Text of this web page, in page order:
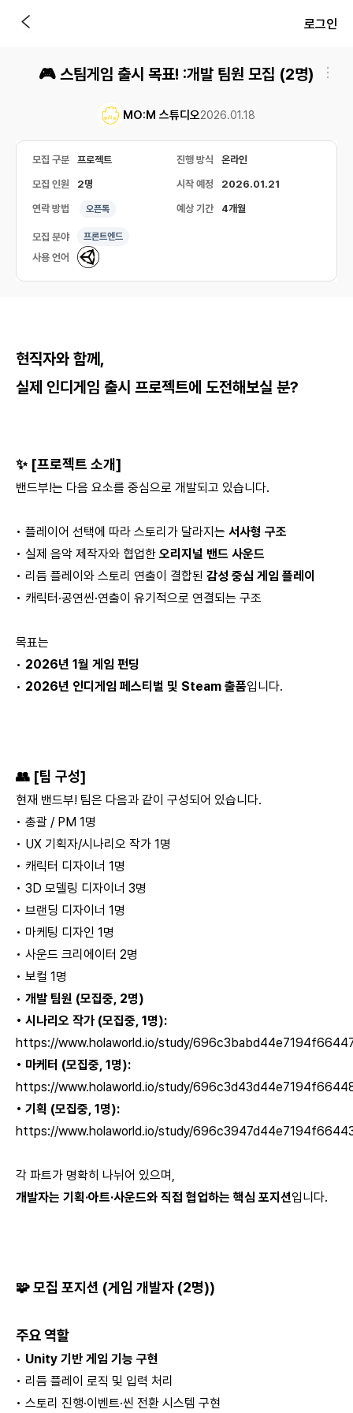
로그인
🎮 스팀게임 출시 목표! :개발 팀원 모집 (2명)
MO:M 스튜디오2026.01.18
모집 구분 프로젝트 진행 방식 온라인
모집 인원 2명 시작 예정 2026.01.21
연락 방법 오픈톡 예상 기간 4개월
모집 분야 프론트엔드
사용 언어
현직자와 함께,
실제 인디게임 출시 프로젝트에 도전해보실 분?
✨ [프로젝트 소개]
밴드부!는 다음 요소를 중심으로 개발되고 있습니다.
• 플레이어 선택에 따라 스토리가 달라지는 서사형 구조
• 실제 음악 제작자와 협업한 오리지널 밴드 사운드
• 리듬 플레이와 스토리 연출이 결합된 감성 중심 게임 플레이
• 캐릭터·공연씬·연출이 유기적으로 연결되는 구조
목표는
• 2026년 1월 게임 펀딩
• 2026년 인디게임 페스티벌 및 Steam 출품입니다.
👥 [팀 구성]
현재 밴드부! 팀은 다음과 같이 구성되어 있습니다.
• 총괄 / PM 1명
• UX 기획자/시나리오 작가 1명
• 캐릭터 디자이너 1명
• 3D 모델링 디자이너 3명
• 브랜딩 디자이너 1명
• 마케팅 디자인 1명
• 사운드 크리에이터 2명
• 보컬 1명
• 개발 팀원 (모집중, 2명)
• 시나리오 작가 (모집중, 1명):
https://www.holaworld.io/study/
• 마케터 (모집중, 1명):
https://www.holaworld.io/study/
• 기획 (모집중, 1명):
https://www.holaworld.io/study/
각 파트가 명확히 나뉘어 있으며,
개발자는 기획·아트·사운드와 직접 협업하는 핵심 포지션입니다.
🧩 모집 포지션 (게임 개발자 (2명))
주요 역할
• Unity 기반 게임 기능 구현
• 리듬 플레이 로직 및 입력 처리
• 스토리 진행·이벤트·씬 전환 시스템 구현